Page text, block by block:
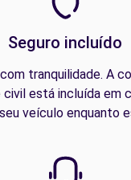
Seguro incluído
tranquilidade. A
está incluída em
veículo enquanto